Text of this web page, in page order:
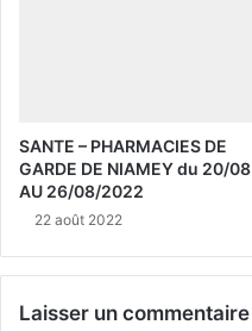
SANTE – PHARMACIES DE
GARDE DE NIAMEY du 20/08
AU 26/08/2022
22 août 2022
Laisser un commentaire